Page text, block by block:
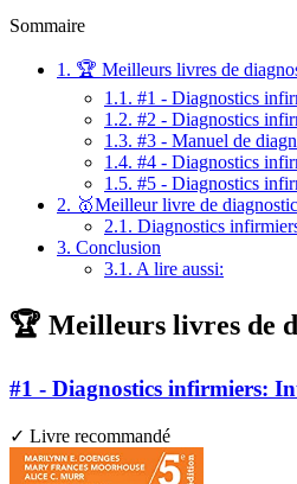
Sommaire
1. 🏆 Meilleurs livres de
1.1. #1 - Diagnostics
1.2. #2 - Diagnostics
1.3. #3 - Manuel de
1.4. #4 - Diagnostics
1.5. #5 - Diagnostics
2. 🥇Meilleur livre de
2.1. Diagnostics
3. Conclusion
3.1. A lire aussi:
🏆 Meilleurs livres de
#1 - Diagnostics infirmiers:
✓ Livre recommandé